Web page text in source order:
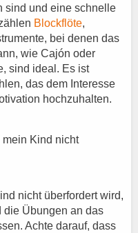
sind und eine schnelle
Blockflöte,
bei denen das
wie Cajón oder
sind ideal. Es ist
das dem Interesse
hochzuhalten.
Kind nicht
nicht überfordert wird,
die Übungen an das
Achte darauf, dass